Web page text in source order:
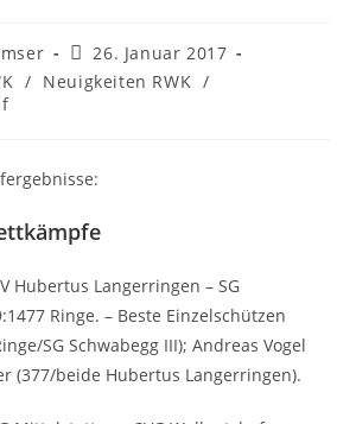
Beitrag
veröffentlicht:
26. Januar 2017
/ Neuigkeiten RWK /
Hubertus Langerringen – SG
Ringe. – Beste Einzelschützen
SG Schwabegg III); Andreas Vogel
(377/beide Hubertus Langerringen).